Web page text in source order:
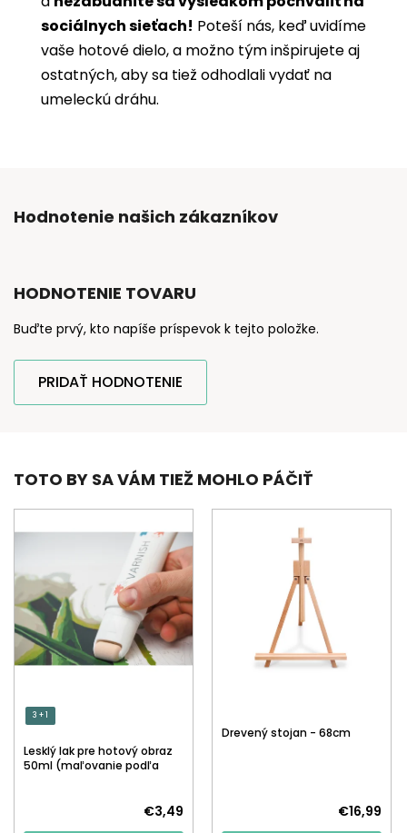
sociálnych sieťach! Poteší nás, keď uvidíme
vaše hotové dielo, a možno tým inšpirujete aj
ostatných, aby sa tiež odhodlali vydať na
umeleckú dráhu.
Hodnotenie našich zákazníkov
HODNOTENIE TOVARU
Buďte prvý, kto napíše príspevok k tejto položke.
PRIDAŤ HODNOTENIE
TOTO BY SA VÁM TIEŽ MOHLO PÁČIŤ
3 + 1
Lesklý lak pre hotový obraz
50ml (maľovanie podľa
€3,49
Drevený stojan - 68cm
€16,99